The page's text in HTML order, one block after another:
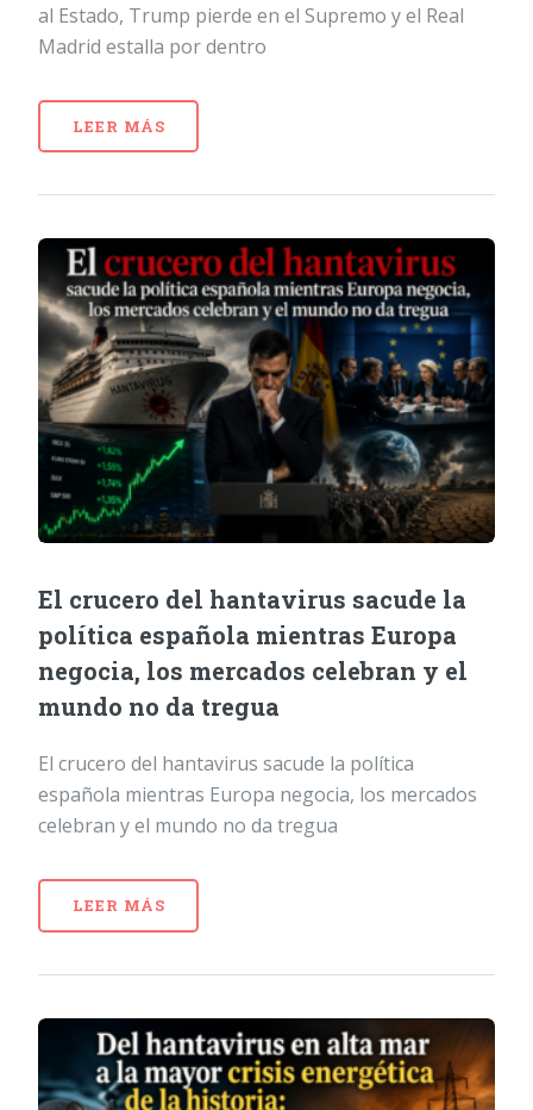
al Estado, Trump pierde en el Supremo y el Real
Madrid estalla por dentro
LEER MÁS
El crucero del hantavirus sacude la
política española mientras Europa
negocia, los mercados celebran y el
mundo no da tregua
El crucero del hantavirus sacude la política
española mientras Europa negocia, los mercados
celebran y el mundo no da tregua
LEER MÁS